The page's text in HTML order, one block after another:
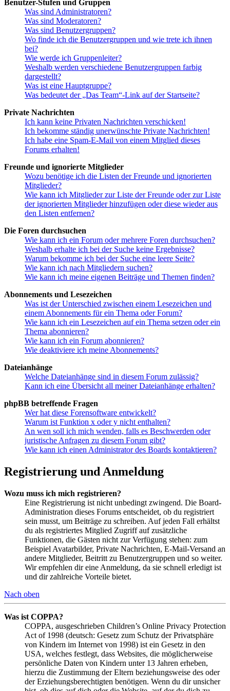
Benutzer-Stufen und Gruppen
Was sind Administratoren?
Was sind Moderatoren?
Was sind Benutzergruppen?
Wo finde ich die Benutzergruppen und wie trete ich ihnen
bei?
Wie werde ich Gruppenleiter?
Weshalb werden verschiedene Benutzergruppen farbig
dargestellt?
Was ist eine Hauptgruppe?
Was bedeutet der „Das Team“-Link auf der Startseite?
Private Nachrichten
Ich kann keine Privaten Nachrichten verschicken!
Ich bekomme ständig unerwünschte Private Nachrichten!
Ich habe eine Spam-E-Mail von einem Mitglied dieses
Forums erhalten!
Freunde und ignorierte Mitglieder
Wozu benötige ich die Listen der Freunde und ignorierten
Mitglieder?
Wie kann ich Mitglieder zur Liste der Freunde oder zur Liste
der ignorierten Mitglieder hinzufügen oder diese wieder aus
den Listen entfernen?
Die Foren durchsuchen
Wie kann ich ein Forum oder mehrere Foren durchsuchen?
Weshalb erhalte ich bei der Suche keine Ergebnisse?
Warum bekomme ich bei der Suche eine leere Seite?
Wie kann ich nach Mitgliedern suchen?
Wie kann ich meine eigenen Beiträge und Themen finden?
Abonnements und Lesezeichen
Was ist der Unterschied zwischen einem Lesezeichen und
einem Abonnements für ein Thema oder Forum?
Wie kann ich ein Lesezeichen auf ein Thema setzen oder ein
Thema abonnieren?
Wie kann ich ein Forum abonnieren?
Wie deaktiviere ich meine Abonnements?
Dateianhänge
Welche Dateianhänge sind in diesem Forum zulässig?
Kann ich eine Übersicht all meiner Dateianhänge erhalten?
phpBB betreffende Fragen
Wer hat diese Forensoftware entwickelt?
Warum ist Funktion x oder y nicht enthalten?
An wen soll ich mich wenden, falls es Beschwerden oder
juristische Anfragen zu diesem Forum gibt?
Wie kann ich einen Administrator des Boards kontaktieren?
Registrierung und Anmeldung
Wozu muss ich mich registrieren?
Eine Registrierung ist nicht unbedingt zwingend. Die Board-
Administration dieses Forums entscheidet, ob du registriert
sein musst, um Beiträge zu schreiben. Auf jeden Fall erhältst
du als registriertes Mitglied Zugriff auf zusätzliche
Funktionen, die Gästen nicht zur Verfügung stehen: zum
Beispiel Avatarbilder, Private Nachrichten, E-Mail-Versand an
andere Mitglieder, Beitritt zu Benutzergruppen und so weiter.
Wir empfehlen dir eine Anmeldung, da sie schnell erledigt ist
und dir zahlreiche Vorteile bietet.
Nach oben
Was ist COPPA?
COPPA, ausgeschrieben Children’s Online Privacy Protection
Act of 1998 (deutsch: Gesetz zum Schutz der Privatsphäre
von Kindern im Internet von 1998) ist ein Gesetz in den
USA, welches festlegt, dass Websites, die möglicherweise
persönliche Daten von Kindern unter 13 Jahren erheben,
hierzu die Zustimmung der Eltern beziehungsweise des oder
der Erziehungsberechtigten benötigen. Wenn du dir unsicher